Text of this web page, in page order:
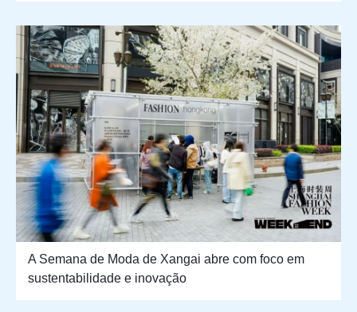
A Semana de Moda de Xangai abre com foco em
sustentabilidade e inovação